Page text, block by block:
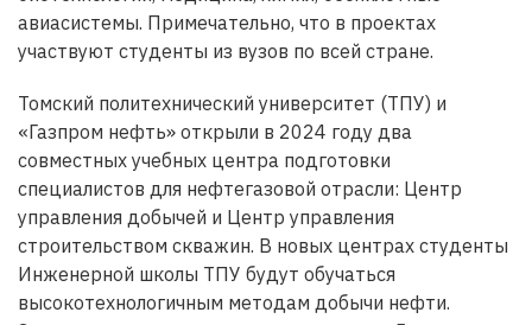
авиасистемы. Примечательно, что в проектах
участвуют студенты из вузов по всей стране.
Томский политехнический университет (ТПУ) и
«Газпром нефть» открыли в 2024 году два
совместных учебных центра подготовки
специалистов для нефтегазовой отрасли: Центр
управления добычей и Центр управления
строительством скважин. В новых центрах студенты
Инженерной школы ТПУ будут обучаться
высокотехнологичным методам добычи нефти.